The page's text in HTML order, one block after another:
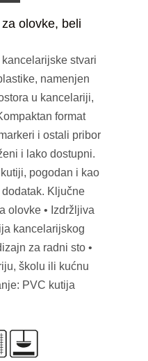
olovke, beli
stvari
namenjen
u kancelariji,
format
i ostali pribor
i lako dostupni.
pogodan i kao
Ključne
olovke • Izdržljiva
kancelarijskog
za radni sto •
školu ili kućnu
PVC kutija